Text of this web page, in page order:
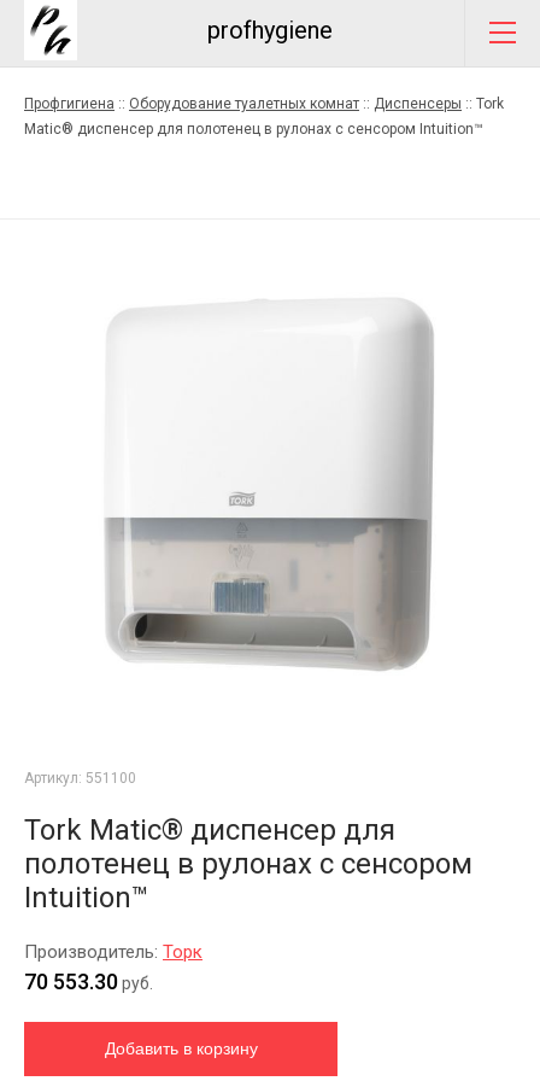
profhygiene
Профгигиена :: Оборудование туалетных комнат :: Диспенсеры :: Tork
Matic® диспенсер для полотенец в рулонах с сенсором Intuition™
Артикул: 551100
Tork Matic® диспенсер для
полотенец в рулонах с сенсором
Intuition™
Производитель: Торк
70 553.30руб.